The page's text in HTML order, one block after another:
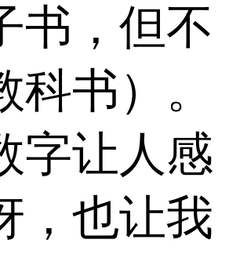
书，但不
科书）。
字让人感
，也让我